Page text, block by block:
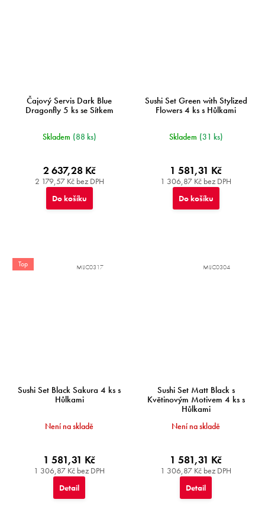
Čajový Servis Dark Blue
Dragonfly 5 ks se Sítkem
Skladem (88 ks)
2 179,57 Kč bez DPH
2 637,28 Kč
Do košíku
Sushi Set Green with Stylized
Flowers 4 ks s Hůlkami
Skladem (31 ks)
1 306,87 Kč bez DPH
1 581,31 Kč
Do košíku
Top
Sushi Set Black Sakura 4 ks s
Hůlkami
Není na skladě
1 306,87 Kč bez DPH
1 581,31 Kč
Detail
MIJC0317
Sushi Set Matt Black s
Květinovým Motivem 4 ks s
Hůlkami
Není na skladě
1 306,87 Kč bez DPH
1 581,31 Kč
Detail
MIJC0304